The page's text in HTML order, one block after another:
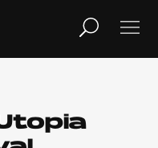
TV